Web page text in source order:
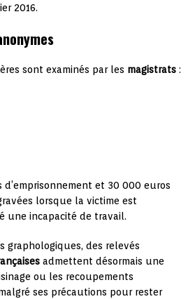
2016.
sont examinés par les magistrats :
et 30 000 euros
lorsque la victime est
une incapacité de travail.
graphologiques, des relevés
admettent désormais une
ou les recoupements
ses précautions pour rester